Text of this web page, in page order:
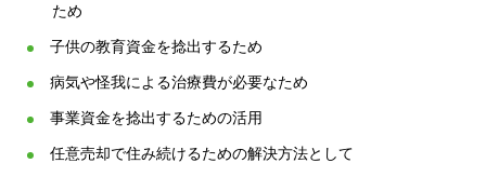
ため
子供の教育資金を捻出するため
病気や怪我による治療費が必要なため
事業資金を捻出するための活用
任意売却で住み続けるための解決方法として